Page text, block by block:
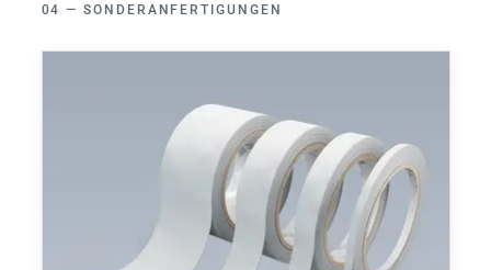
SONDERANFERTIGUNGEN